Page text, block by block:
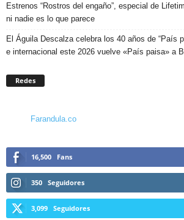
Estrenos “Rostros del engaño”, especial de
ni nadie es lo que parece
El Águila Descalza celebra los 40 años de “País
e internacional este 2026 vuelve «País paisa» a
Redes
Farandula.co
16,500 Fans
350 Seguidores
3,099 Seguidores